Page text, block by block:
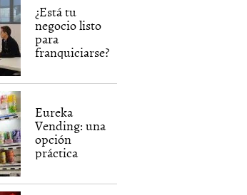
¿Está tu
negocio listo
para
franquiciarse?
Eureka
Vending: una
opción
práctica